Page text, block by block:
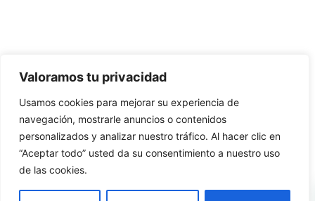
Valoramos tu privacidad
Usamos cookies para mejorar su experiencia de
navegación, mostrarle anuncios o contenidos
personalizados y analizar nuestro tráfico. Al hacer clic en
“Aceptar todo” usted da su consentimiento a nuestro uso
de las cookies.